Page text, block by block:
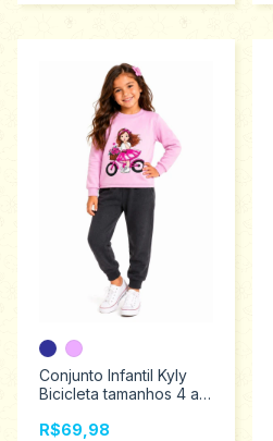
Conjunto Infantil Kyly
Bicicleta tamanhos 4 ao
R$69,98